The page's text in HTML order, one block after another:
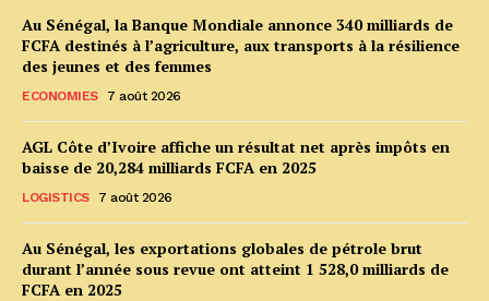
Au Sénégal, la Banque Mondiale annonce 340 milliards de
FCFA destinés à l’agriculture, aux transports à la résilience
des jeunes et des femmes
ECONOMIES 7 août 2026
AGL Côte d’Ivoire affiche un résultat net après impôts en
baisse de 20,284 milliards FCFA en 2025
LOGISTICS 7 août 2026
Au Sénégal, les exportations globales de pétrole brut
durant l’année sous revue ont atteint 1 528,0 milliards de
FCFA en 2025